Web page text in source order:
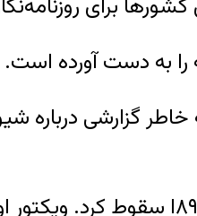
را به دست آورده
در اروپا نیز مجارستان با دو